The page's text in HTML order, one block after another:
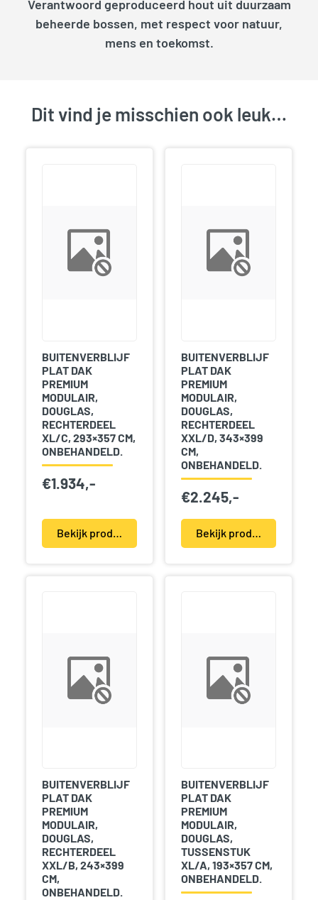
Verantwoord geproduceerd hout uit duurzaam
beheerde bossen, met respect voor natuur,
mens en toekomst.
Dit vind je misschien ook leuk…
BUITENVERBLIJF
PLAT DAK
PREMIUM
MODULAIR,
DOUGLAS,
RECHTERDEEL
XL/C, 293×357 CM,
ONBEHANDELD.
€1.934,-
Bekijk product(en)
BUITENVERBLIJF
PLAT DAK
PREMIUM
MODULAIR,
DOUGLAS,
RECHTERDEEL
XXL/D, 343×399
CM,
ONBEHANDELD.
€2.245,-
Bekijk product(en)
BUITENVERBLIJF
PLAT DAK
PREMIUM
MODULAIR,
DOUGLAS,
RECHTERDEEL
XXL/B, 243×399
CM,
ONBEHANDELD.
BUITENVERBLIJF
PLAT DAK
PREMIUM
MODULAIR,
DOUGLAS,
TUSSENSTUK
XL/A, 193×357 CM,
ONBEHANDELD.